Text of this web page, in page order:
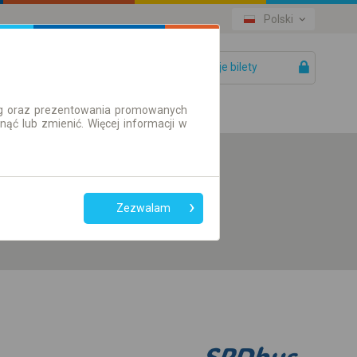
Polski
Twoje bilety
przesiadek
Tylko bilet online
oraz prezentowania promowanych
lub zmienić. Więcej informacji w
Zezwalam